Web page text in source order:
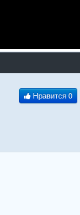
Нравится 0